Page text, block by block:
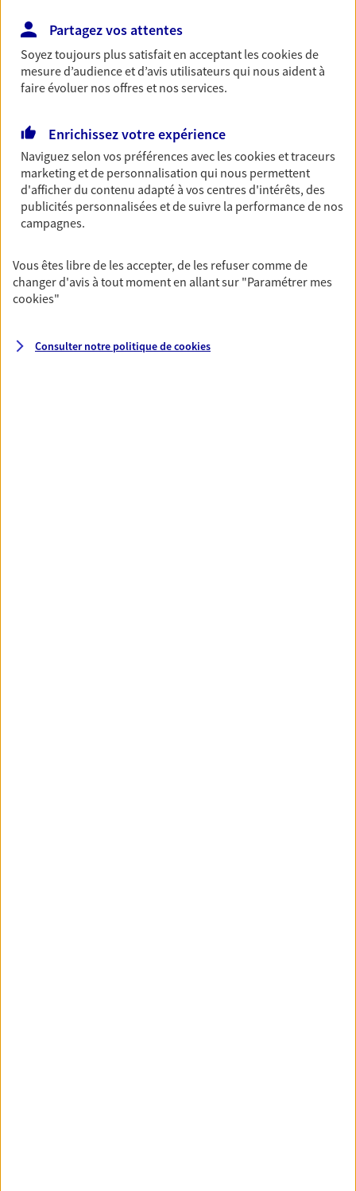
Emile Nerac
Agent Général d'assurance exclusif AXA
France
19 Grande Rue, 25400 Audincourt
Ouvre demain à 10:00
03 81 36 28 30
PRENDRE RENDEZ-VOUS
VOIR NOTRE SITE WEB
Partagez vos attentes
Soyez toujours plus satisfait en acceptant lescookiesde
mesure d’audience et d’avis utilisateurs qui nous aident à
faire évoluer nos offres et nos services.
Enrichissez votre expérience
Naviguez selon vos préférences avec lescookies et traceurs
marketing et de personnalisation qui nous permettent
d'afficher du contenu adapté à vos centres d'intérêts, des
publicités personnalisées et de suivre la performance de nos
campagnes.
Vous êtes libre de les accepter, de les refuser comme de
changer d'avis à tout moment en allant sur "Paramétrer mes
cookies"
Consulter notre politique decookies